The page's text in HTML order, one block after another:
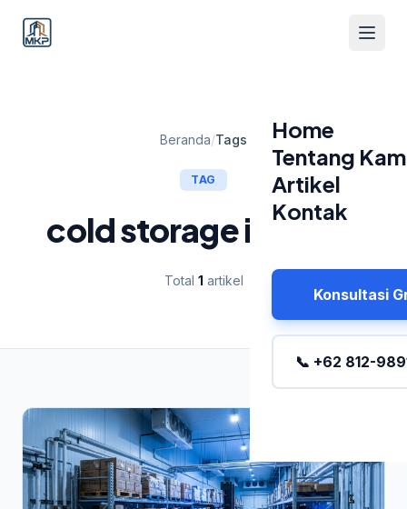
Home
Tentang
Artikel
Kontak
Konsultasi
📞 +62 812-
Beranda/Tags
TAG
cold storage industri
Total 1 artikel